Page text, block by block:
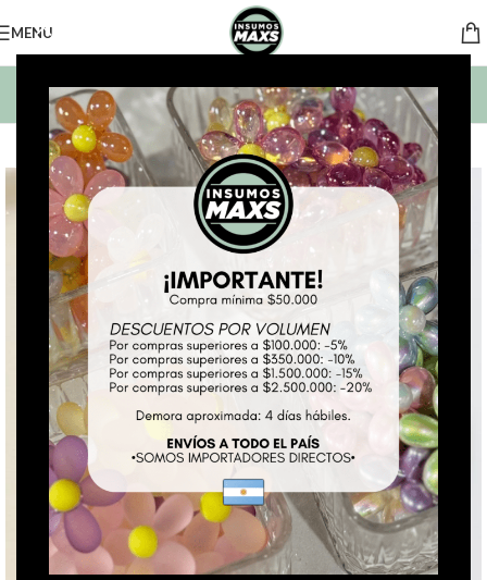
MENU
BUSCAR PRODUCTOS
*